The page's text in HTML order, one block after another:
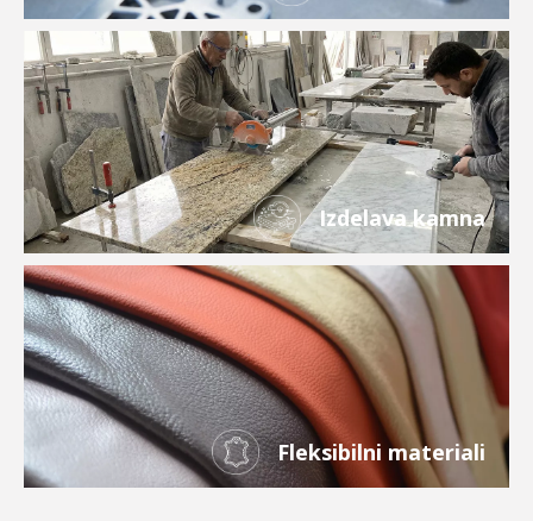
Izdelava kamna
Fleksibilni materiali